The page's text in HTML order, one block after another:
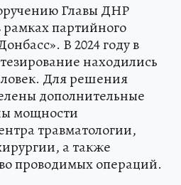
Главы ДНР
партийного
В 2024 году в
находились
Для решения
дополнительные
мощности
травматологии,
а также
проводимых операций.